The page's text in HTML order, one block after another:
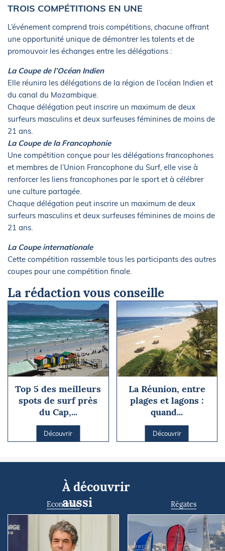
TROIS COMPÉTITIONS EN UNE
L’événement comprend trois compétitions, chacune offrant
une opportunité unique de démontrer les talents et de
promouvoir les échanges entre les délégations :
La Coupe de l’Océan Indien
Elle réunira les délégations de la région de l’océan Indien et
du canal du Mozambique.
Chaque délégation peut inscrire un maximum de deux
surfeurs masculins et deux surfeuses féminines de moins de
21 ans.
La Coupe de la Francophonie
Une compétition conçue pour les délégations francophones
et membres de l’Union Francophone du Surf, elle vise à
renforcer les liens francophones par le sport et à célébrer
une culture partagée.
Chaque délégation peut inscrire un maximum de deux
surfeurs masculins et deux surfeuses féminines de moins de
21 ans.
La Coupe internationale
Cette compétition rassemble tous les participants des autres
coupes pour une compétition finale.
La rédaction vous conseille
Top 5 des meilleurs
spots de surf près
du Cap,...
Découvrir
La Réunion, entre
plages et lagons :
quand...
Découvrir
À découvrir
aussi
Economie Régates